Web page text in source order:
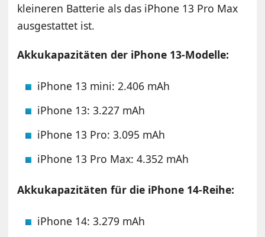
kleineren Batterie als das iPhone 13 Pro Max
ausgestattet ist.
Akkukapazitäten der iPhone 13-Modelle:
iPhone 13 mini: 2.406 mAh
iPhone 13: 3.227 mAh
iPhone 13 Pro: 3.095 mAh
iPhone 13 Pro Max: 4.352 mAh
Akkukapazitäten für die iPhone 14-Reihe:
iPhone 14: 3.279 mAh